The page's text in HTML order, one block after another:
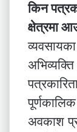
किन
क्षेत्रमा
अवकाश